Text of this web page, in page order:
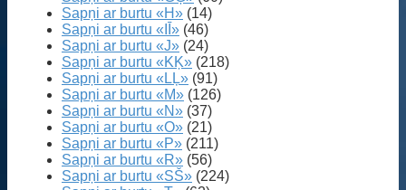
Sapņi ar burtu «H» (14)
Sapņi ar burtu «IĪ» (46)
Sapņi ar burtu «J» (24)
Sapņi ar burtu «KĶ» (218)
Sapņi ar burtu «LĻ» (91)
Sapņi ar burtu «M» (126)
Sapņi ar burtu «N» (37)
Sapņi ar burtu «O» (21)
Sapņi ar burtu «P» (211)
Sapņi ar burtu «R» (56)
Sapņi ar burtu «SŠ» (224)